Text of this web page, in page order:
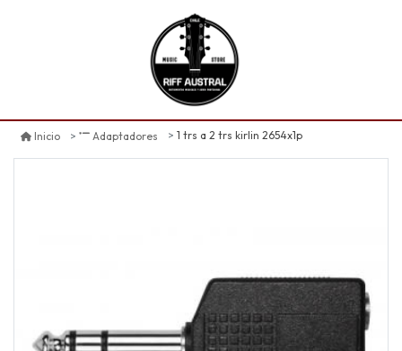
Inicio Adaptadores 1 trs a 2 trs kirlin 2654x1p